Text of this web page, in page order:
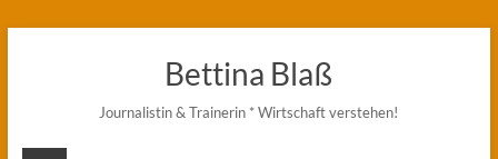
Bettina Blaß
Journalistin & Trainerin * Wirtschaft verstehen!